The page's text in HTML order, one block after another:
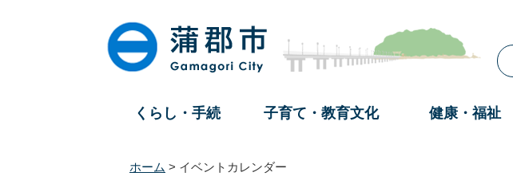
くらし・手続 子育て・教育文化 健康・福祉
ホーム > イベントカレンダー